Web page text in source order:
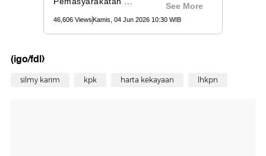
(igo/fdl)
silmy karim kpk harta kekayaan lhkpn